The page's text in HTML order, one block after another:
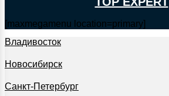
[maxmegamenu location=primary]
Владивосток
Новосибирск
Санкт-Петербург